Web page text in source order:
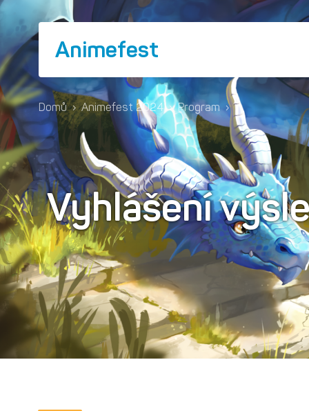
Animefest
Domů › Animefest 2024 › Program ›
Vyhlášení